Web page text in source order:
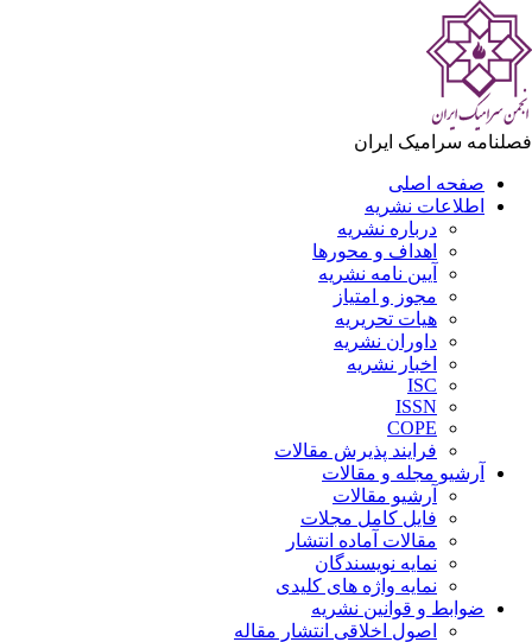
سرامیک ایران
صفحه اصلی
اطلاعات نشریه
درباره نشریه
اهداف و محورها
آیین نامه نشریه
مجوز و امتیاز
هیات تحریریه
داوران نشریه
اخبار نشریه
ISC
ISSN
COPE
فرایند پذیرش مقالات
آرشیو مجله و مقالات
آرشیو مقالات
فایل کامل مجلات
مقالات آماده انتشار
نمایه نویسندگان
نمایه واژه های کلیدی
ضوابط و قوانین نشریه
اصول اخلاقی انتشار مقاله